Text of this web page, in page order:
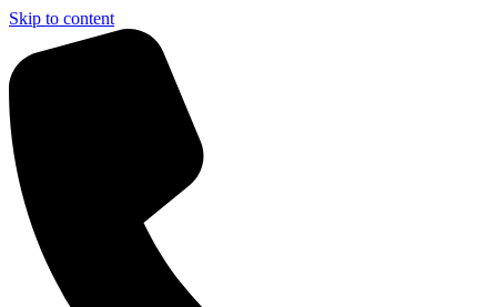
Skip to content